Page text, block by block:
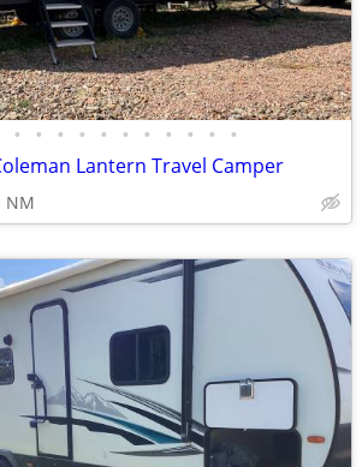
• • • • • • • • • • •
Lantern Travel Camper
NM